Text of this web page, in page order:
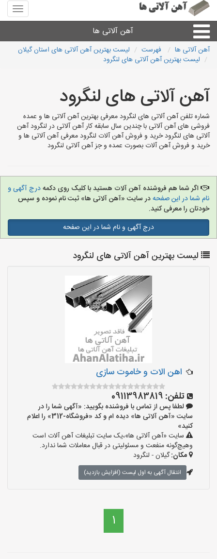
منوی
سایت
آلاتی
آهن آلاتی ها
میلگرد نبشی،مفتول
لوله و اتصالات
سایر آهن آلات
آهن آلاتی های شهرها
آهن آلاتی ها فهرست
لیست بهترین آهن آلاتی های استان گیلان
لیست بهترین آهن آلاتی های لنگرود
آهن آلاتی های لنگرود
شماره تلفن آهن آلاتی های لنگرود معرفی بهترین آهن آلاتی ها و عمده
فروشی های آهن آلاتی با چندین سال سابقه کار آهن آلاتی در لنگرود آهن
آلاتی های لنگرود خرید و فروش آهن آلات لنگرود معرفی آهن آلاتی ها و
خرید و فروش آهن آلات بصورت عمده و جز آهن آلاتی لنگرود
اگر شما هم فروشنده آهن آلات هستید با کلیک روی دکمهدرج آگهی و
نام شما در این صفحهدر سایت «آهن آلاتی ها» ثبت نام نموده و سپس
خودتان را معرفی کنید.
درج آگهی و نام شما در این صفحه
لیست بهترین آهن آلاتی های لنگرود
اهن الات و خاموت سازی
تلفن: 09113983819
لطفا پس از تماس با فروشنده بگویید: «آگهی شما را در
سایت «آهن آلاتی ها» دیده ام و کد «فروشگاه-312» را اعلام
کنید»
سایت «آهن آلاتی ها»،یک سایت تبلیغات آهن آلات است
وهیچ‌گونه منفعت و مسئولیتی در قبال معاملات شما ندارد.
مکان:گیلان - لنگرود
انتقال آگهی به اول لیست (افزایش بازدید)
1